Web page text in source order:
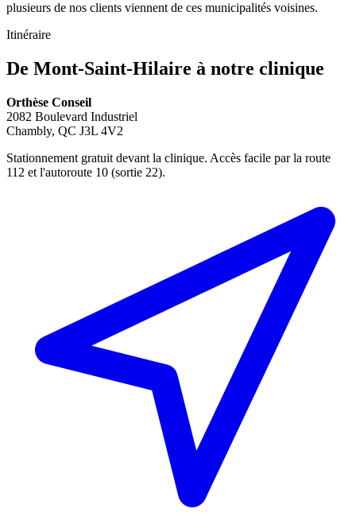
plusieurs de nos clients viennent de ces municipalités voisines.
Itinéraire
De Mont-Saint-Hilaire à notre clinique
Orthèse Conseil
2082 Boulevard Industriel
Chambly, QC J3L 4V2
Stationnement gratuit devant la clinique. Accès facile par la route
112 et l'autoroute 10 (sortie 22).